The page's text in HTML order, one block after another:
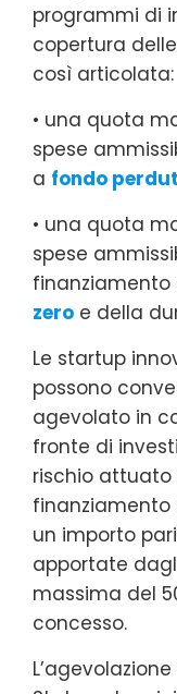
programmi di
copertura
così articolata:
• una quota
spese
a fondo
• una quota
spese
finanziamento
zero e della
Le startup
possono
agevolato in
fronte di
rischio attuato
finanziamento
un importo
apportate
massima del
concesso.